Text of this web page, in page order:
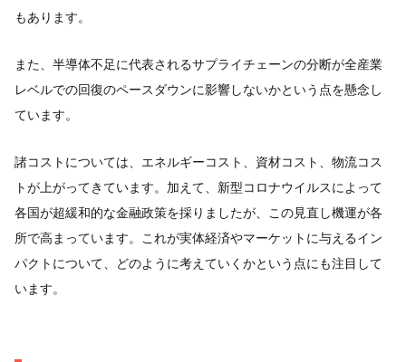
もあります。
また、半導体不足に代表されるサプライチェーンの分断が全産業
レベルでの回復のペースダウンに影響しないかという点を懸念し
ています。
諸コストについては、エネルギーコスト、資材コスト、物流コス
トが上がってきています。加えて、新型コロナウイルスによって
各国が超緩和的な金融政策を採りましたが、この見直し機運が各
所で高まっています。これが実体経済やマーケットに与えるイン
パクトについて、どのように考えていくかという点にも注目して
います。